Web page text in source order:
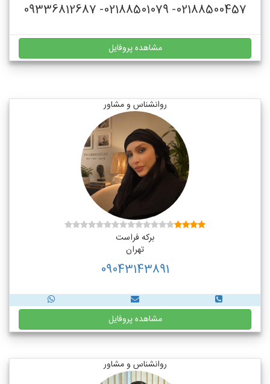
02188500457- 02188501079- 09336812687
مشاهده پروفایل
روانشناس و مشاور
برکه فراست
تهران
09043143891
مشاهده پروفایل
روانشناس و مشاور